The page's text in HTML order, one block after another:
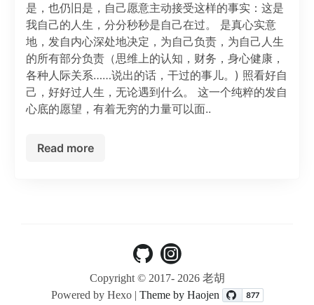
是，也仍旧是，自己愿意主动接受这样的事实：这是
我自己的人生，分分秒秒是自己在过。 是真心实意
地，发自内心深处地决定，为自己负责，为自己人生
的所有部分负责（思维上的认知，财务，身心健康，
各种人际关系……说出的话，干过的事儿。) 照看好自
己，好好过人生，无论遇到什么。 这一个纯粹的发自
心底的愿望，有着无穷的力量可以面..
Read more
Copyright © 2017-2026 老胡
Powered by Hexo | Theme by Haojen